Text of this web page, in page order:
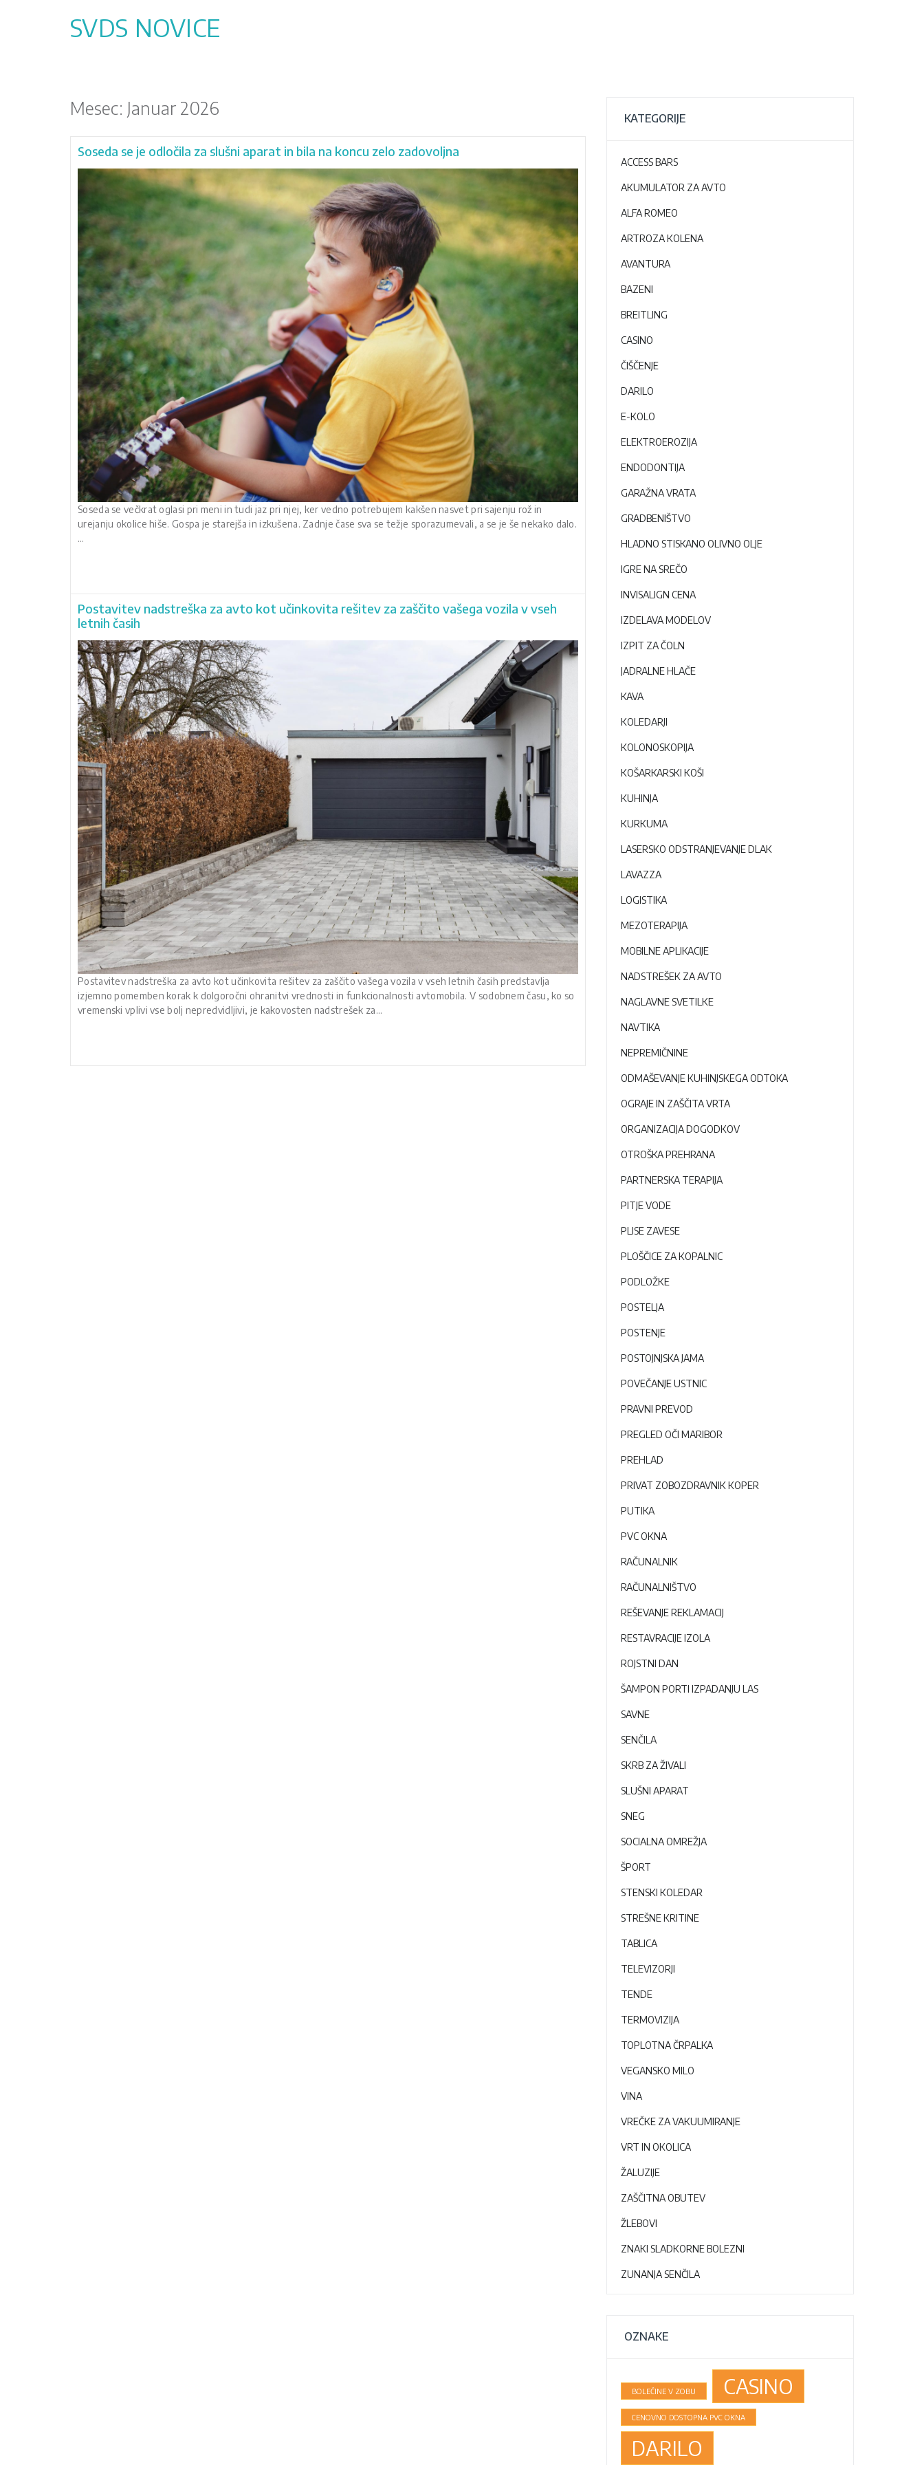
SVDS NOVICE
Mesec: Januar 2026
Soseda se je odločila za slušni aparat in bila na koncu zelo zadovoljna
Soseda se večkrat oglasi pri meni in tudi jaz pri njej, ker vedno potrebujem kakšen nasvet pri sajenju rož in
urejanju okolice hiše. Gospa je starejša in izkušena. Zadnje čase sva se težje sporazumevali, a se je še nekako dalo.
…
Postavitev nadstreška za avto kot učinkovita rešitev za zaščito vašega vozila v vseh
letnih časih
Postavitev nadstreška za avto kot učinkovita rešitev za zaščito vašega vozila v vseh letnih časih predstavlja
izjemno pomemben korak k dolgoročni ohranitvi vrednosti in funkcionalnosti avtomobila. V sodobnem času, ko so
vremenski vplivi vse bolj nepredvidljivi, je kakovosten nadstrešek za…
KATEGORIJE
ACCESS BARS
AKUMULATOR ZA AVTO
ALFA ROMEO
ARTROZA KOLENA
AVANTURA
BAZENI
BREITLING
CASINO
ČIŠČENJE
DARILO
E-KOLO
ELEKTROEROZIJA
ENDODONTIJA
GARAŽNA VRATA
GRADBENIŠTVO
HLADNO STISKANO OLIVNO OLJE
IGRE NA SREČO
INVISALIGN CENA
IZDELAVA MODELOV
IZPIT ZA ČOLN
JADRALNE HLAČE
KAVA
KOLEDARJI
KOLONOSKOPIJA
KOŠARKARSKI KOŠI
KUHINJA
KURKUMA
LASERSKO ODSTRANJEVANJE DLAK
LAVAZZA
LOGISTIKA
MEZOTERAPIJA
MOBILNE APLIKACIJE
NADSTREŠEK ZA AVTO
NAGLAVNE SVETILKE
NAVTIKA
NEPREMIČNINE
ODMAŠEVANJE KUHINJSKEGA ODTOKA
OGRAJE IN ZAŠČITA VRTA
ORGANIZACIJA DOGODKOV
OTROŠKA PREHRANA
PARTNERSKA TERAPIJA
PITJE VODE
PLISE ZAVESE
PLOŠČICE ZA KOPALNIC
PODLOŽKE
POSTELJA
POSTENJE
POSTOJNJSKA JAMA
POVEČANJE USTNIC
PRAVNI PREVOD
PREGLED OČI MARIBOR
PREHLAD
PRIVAT ZOBOZDRAVNIK KOPER
PUTIKA
PVC OKNA
RAČUNALNIK
RAČUNALNIŠTVO
REŠEVANJE REKLAMACIJ
RESTAVRACIJE IZOLA
ROJSTNI DAN
ŠAMPON PORTI IZPADANJU LAS
SAVNE
SENČILA
SKRB ZA ŽIVALI
SLUŠNI APARAT
SNEG
SOCIALNA OMREŽJA
ŠPORT
STENSKI KOLEDAR
STREŠNE KRITINE
TABLICA
TELEVIZORJI
TENDE
TERMOVIZIJA
TOPLOTNA ČRPALKA
VEGANSKO MILO
VINA
VREČKE ZA VAKUUMIRANJE
VRT IN OKOLICA
ŽALUZIJE
ZAŠČITNA OBUTEV
ŽLEBOVI
ZNAKI SLADKORNE BOLEZNI
ZUNANJA SENČILA
OZNAKE
BOLEČINE V ZOBU CASINO
CENOVNO DOSTOPNA PVC OKNA
DARILO